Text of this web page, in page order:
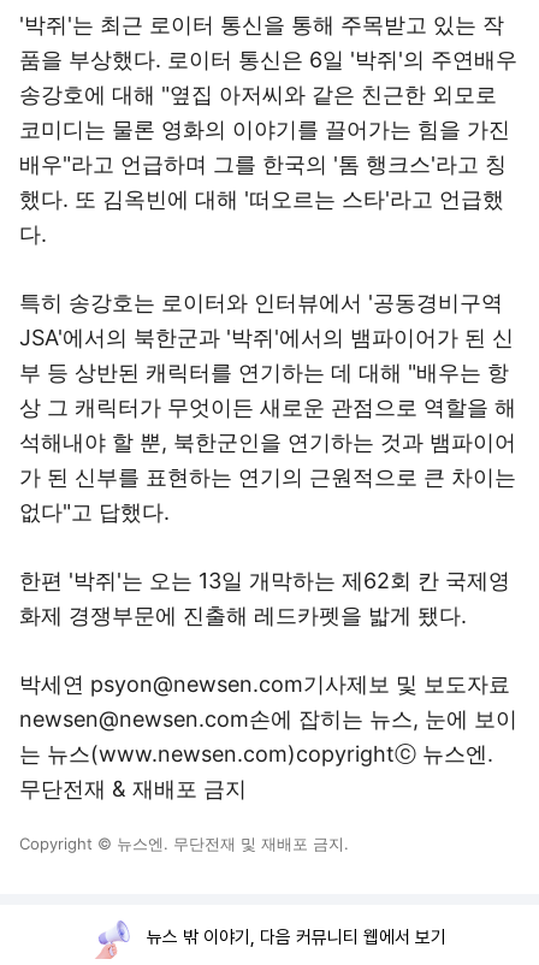
'박쥐'는 최근 로이터 통신을 통해 주목받고 있는 작
품을 부상했다. 로이터 통신은 6일 '박쥐'의 주연배우
송강호에 대해 "옆집 아저씨와 같은 친근한 외모로
코미디는 물론 영화의 이야기를 끌어가는 힘을 가진
배우"라고 언급하며 그를 한국의 '톰 행크스'라고 칭
했다. 또 김옥빈에 대해 '떠오르는 스타'라고 언급했
다.
특히 송강호는 로이터와 인터뷰에서 '공동경비구역
JSA'에서의 북한군과 '박쥐'에서의 뱀파이어가 된 신
부 등 상반된 캐릭터를 연기하는 데 대해 "배우는 항
상 그 캐릭터가 무엇이든 새로운 관점으로 역할을 해
석해내야 할 뿐, 북한군인을 연기하는 것과 뱀파이어
가 된 신부를 표현하는 연기의 근원적으로 큰 차이는
없다"고 답했다.
한편 '박쥐'는 오는 13일 개막하는 제62회 칸 국제영
화제 경쟁부문에 진출해 레드카펫을 밟게 됐다.
박세연 psyon@newsen.com기사제보 및 보도자료
newsen@newsen.com손에 잡히는 뉴스, 눈에 보이
는 뉴스(www.newsen.com)copyrightⓒ 뉴스엔.
무단전재 & 재배포 금지
Copyright © 뉴스엔. 무단전재 및 재배포 금지.
뉴스 밖 이야기, 다음 커뮤니티 웹에서 보기